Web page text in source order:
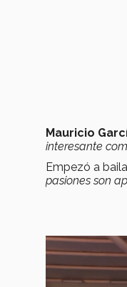
Mauricio
interesante
Empezó a
pasiones son